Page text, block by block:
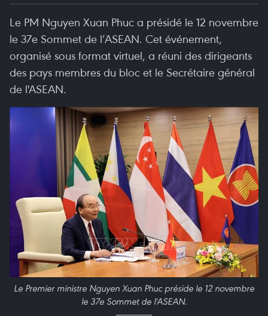
Le PM Nguyen Xuan Phuc a présidé le 12 novembre
le 37e Sommet de l’ASEAN. Cet événement,
organisé sous format virtuel, a réuni des dirigeants
des pays membres du bloc et le Secrétaire général
de l'ASEAN.
Le Premier ministre Nguyen Xuan Phuc préside le 12 novembre
le 37e Sommet de l'ASEAN.